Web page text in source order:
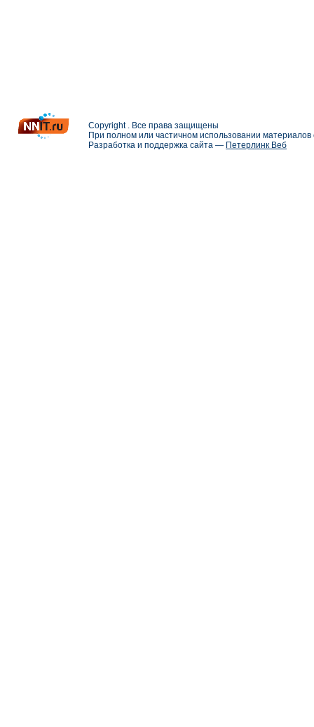
Copyright . Все права защищены
При полном или частичном использовании
Разработка и поддержка сайта — Петерлинк Веб